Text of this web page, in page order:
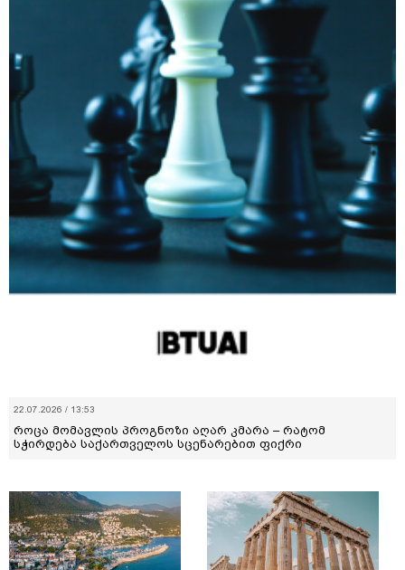
22.07.2026 / 13:53
როცა მომავლის პროგნოზი აღარ კმარა – რატომ
სჭირდება საქართველოს სცენარებით ფიქრი